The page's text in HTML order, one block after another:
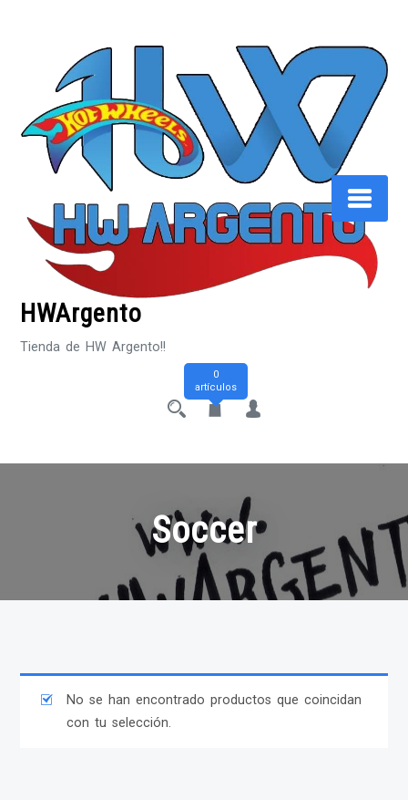
HWArgento
Tienda de HW Argento!!
0
artículos
Soccer
No se han encontrado productos que coincidan
con tu selección.